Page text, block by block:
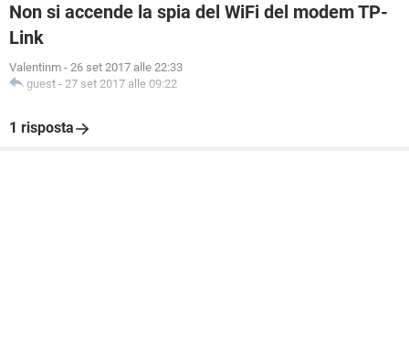
Non si accende la spia del WiFi del modem TP-
Link
Valentinm - 26 set 2017 alle 22:33
guest - 27 set 2017 alle 09:22
1 risposta